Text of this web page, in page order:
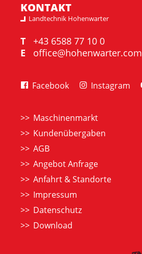
KONTAKT
Landtechnik Hohenwarter
T
+43 6588 77 10 0
E
office@hohenwarter.com
Facebook Instagram
Maschinenmarkt
Kundenübergaben
AGB
Angebot Anfrage
Anfahrt & Standorte
Impressum
Datenschutz
Download